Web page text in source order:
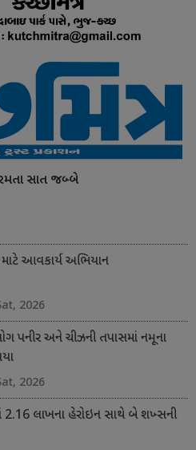
રમતા સાત જબ્બે
આવકાર્ય અભિયાન
2026
પનીર અને ચીઝની તપાસમાં નમૂના
2026
2.16 લાખના હેરોઇન સાથે બે શખ્સની